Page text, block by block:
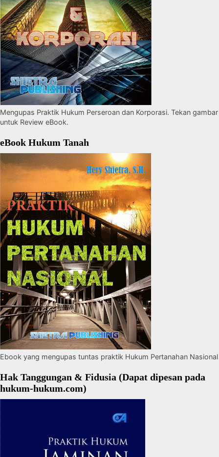
Mengupas Praktik Hukum Perseroan dan Korporasi. Tekan gambar
untuk Review eBook.
eBook Hukum Tanah
Ebook yang mengupas tuntas praktik Hukum Pertanahan Nasional
Hak Tanggungan & Fidusia (Dapat dipesan pada
hukum-hukum.com)